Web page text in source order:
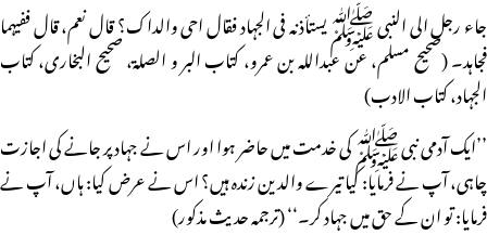
جاء رجل الی النبی ﷺ یستأذنہ فی الجہاد فقال احی والداک؟ قال نعم، قال ففیہما
فجاہد۔ (صحیح مسلم، عن عبداللہ بن عمرو، کتاب البر و الصلۃ، صحیح البخاری، کتاب
الجہاد، کتاب الادب)
’’ایک آدمی نبی ﷺ کی خدمت میں حاضر ہوا اور اس نے جہاد پر جانے کی اجازت
چاہی، آپ نے فرمایا: کیا تیرے والدین زندہ ہیں؟ اس نے عرض کیا: ہاں، آپ نے
فرمایا: تو ان کے حق میں جہاد کر۔‘‘ (ترجمہ حدیث مذکور)